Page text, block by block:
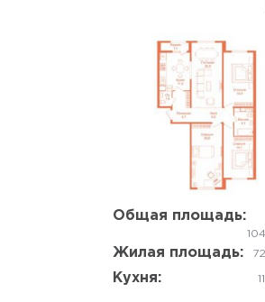
Общая площадь:
Жилая площадь:
Кухня:
Да, удалить Отмена